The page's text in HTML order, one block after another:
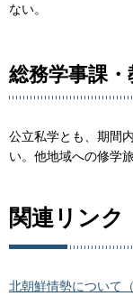
ない。
総務学事課
公立私学とも、期間
い。他地域への修学
関連リンク
北朝鮮情勢について